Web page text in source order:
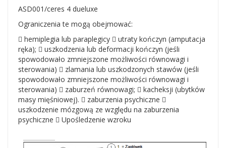
ASD001/ceres 4 dueluxe
Ograniczenia te mogą obejmować:
 hemiplegia lub paraplegicy  utraty kończyn (amputacja
ręka);  uszkodzenia lub deformacji kończyn (jeśli
spowodowało zmniejszone możliwości równowagi i
sterowania)  zlamania lub uszkodzonych stawów (jeśli
spowodowało zmniejszone możliwości równowagi i
sterowania)  zaburzeń równowagi;  kacheksji (ubytków
masy mięśniowej).  zaburzenia psychiczne 
uszkodzenie mózgową ze względu na zaburzenia
psychiczne  Upośledzenie wzroku